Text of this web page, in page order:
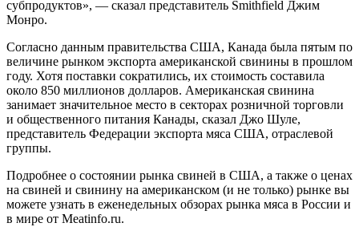
субпродуктов», — сказал представитель Smithfield Джим
Монро.
Согласно данным правительства США, Канада была пятым по
величине рынком экспорта американской свинины в прошлом
году. Хотя поставки сократились, их стоимость составила
около 850 миллионов долларов. Американская свинина
занимает значительное место в секторах розничной торговли
и общественного питания Канады, сказал Джо Шуле,
представитель Федерации экспорта мяса США, отраслевой
группы.
Подробнее о состоянии рынка свиней в США, а также о ценах
на свиней и свинину на американском (и не только) рынке вы
можете узнать в еженедельных обзорах рынка мяса в России и
в мире от Meatinfo.ru.